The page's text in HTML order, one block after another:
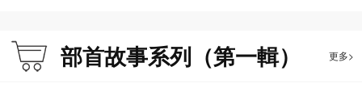
部首故事系列（第一輯） 更多>